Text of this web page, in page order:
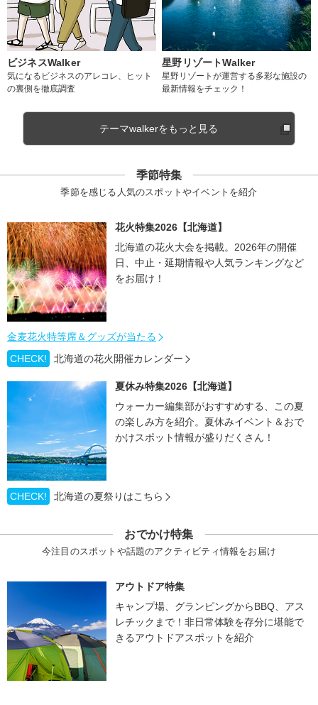
ビジネスWalker
気になるビジネスのアレコレ、ヒット
の裏側を徹底調査
星野リゾートWalker
星野リゾートが運営する多彩な施設の
最新情報をチェック！
テーマwalkerをもっと見る
季節特集
季節を感じる人気のスポットやイベントを紹介
花火特集2026【北海道】
北海道の花火大会を掲載。2026年の開催
日、中止・延期情報や人気ランキングなど
をお届け！
金麦花火特等席＆グッズが当たる
CHECK!
北海道の花火開催カレンダー
夏休み特集2026【北海道】
ウォーカー編集部がおすすめする、この夏
の楽しみ方を紹介。夏休みイベント＆おで
かけスポット情報が盛りだくさん！
CHECK! 北海道の夏祭りはこちら
おでかけ特集
今注目のスポットや話題のアクティビティ情報をお届け
アウトドア特集
キャンプ場、グランピングからBBQ、アス
レチックまで！非日常体験を存分に堪能で
きるアウトドアスポットを紹介